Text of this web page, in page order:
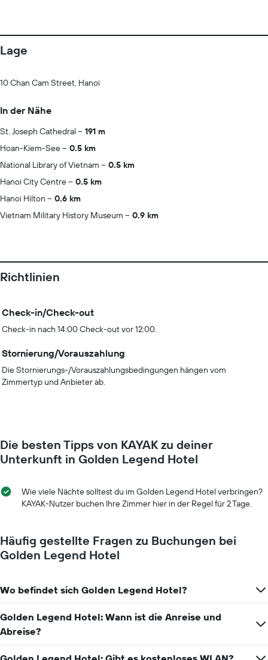
Lage
10 Chan Cam Street, Hanoi
In der Nähe
St. Joseph Cathedral
191 m
Hoan-Kiem-See
0.5 km
National Library of Vietnam
0.5 km
Hanoi City Centre
0.5 km
Hanoi Hilton
0.6 km
Vietnam Military History Museum
0.9 km
Richtlinien
Check-in/Check-out
Check-in nach 14:00 Check-out vor 12:00.
Stornierung/Vorauszahlung
Die Stornierungs-/Vorauszahlungsbedingungen hängen vom
Zimmertyp und Anbieter ab.
Die besten Tipps von KAYAK zu deiner
Unterkunft in Golden Legend Hotel
Wie viele Nächte solltest du im Golden Legend Hotel verbringen?
KAYAK-Nutzer buchen Ihre Zimmer hier in der Regel für 2 Tage.
Häufig gestellte Fragen zu Buchungen bei
Golden Legend Hotel
Wo befindet sich Golden Legend Hotel?
Golden Legend Hotel: Wann ist die Anreise und
Abreise?